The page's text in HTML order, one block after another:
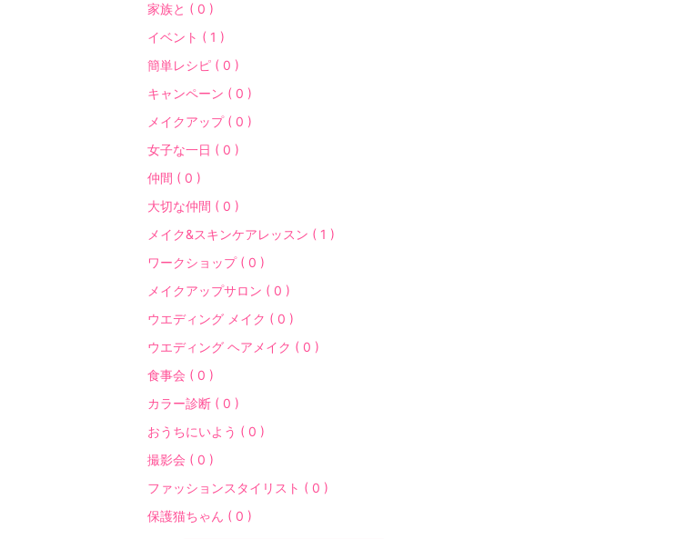
家族と ( 0 )
イベント ( 1 )
簡単レシピ ( 0 )
キャンペーン ( 0 )
メイクアップ ( 0 )
女子な一日 ( 0 )
仲間 ( 0 )
大切な仲間 ( 0 )
メイク&スキンケアレッスン ( 1 )
ワークショップ ( 0 )
メイクアップサロン ( 0 )
ウエディング メイク ( 0 )
ウエディング ヘアメイク ( 0 )
食事会 ( 0 )
カラー診断 ( 0 )
おうちにいよう ( 0 )
撮影会 ( 0 )
ファッションスタイリスト ( 0 )
保護猫ちゃん ( 0 )